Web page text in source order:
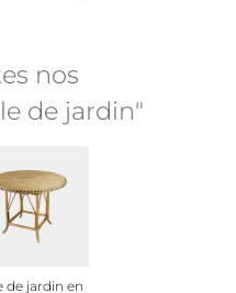
nos
de jardin"
de jardin en